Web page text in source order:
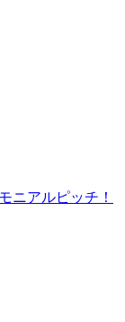
ニアルピッチ！